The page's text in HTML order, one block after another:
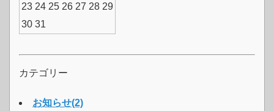
23 24 25 26 27 28 29
30 31
カテゴリー
お知らせ(2)